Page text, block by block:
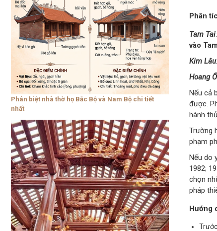
Phân
Tam Tai
vào
Kim Lâu
Hoang
Nếu cả
được.
hành
Trường
phạm
Nếu do
1982;
chọn
pháp
Hướng
Phân biệt nhà thờ họ Bắc Bộ và Nam Bộ chi tiết
nhất